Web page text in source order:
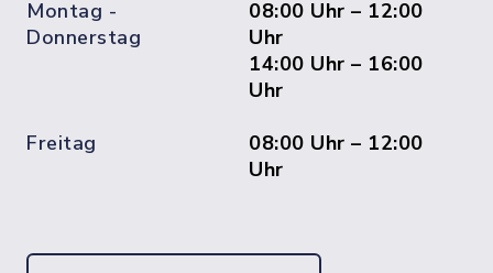
Montag -
Donnerstag
08:00 Uhr – 12:00
Uhr
14:00 Uhr – 16:00
Uhr
Freitag
08:00 Uhr – 12:00
Uhr